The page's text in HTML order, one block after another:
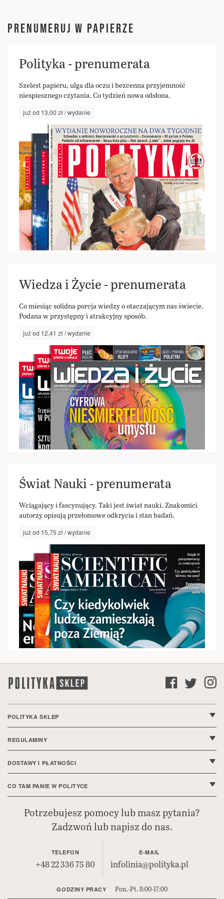
PRENUMERUJ W PAPIERZE
Polityka - prenumerata
Szelest papieru, ulga dla oczu i bezcenna przyjemność
niespiesznego czytania. Co tydzień nowa odsłona.
już od 13,00 zł / wydanie
Wiedza i Życie - prenumerata
Co miesiąc solidna porcja wiedzy o otaczającym nas świecie.
Podana w przystępny i atrakcyjny sposób.
już od 12,41 zł / wydanie
Świat Nauki - prenumerata
Wciągający i fascynujący. Taki jest świat nauki. Znakomici
autorzy opisują przełomowe odkrycia i stan badań.
już od 15,75 zł / wydanie
Potrzebujesz pomocy lub masz pytania?
Zadzwoń lub napisz do nas.
TELEFON
+48 22 336 75 80
E-MAIL
infolinia@polityka.pl
GODZINY PRACY Pon.-Pt. 8:00-17:00
POLITYKA SKLEP
REGULAMINY
Regulamin sklepu
Polityka prywatności
Deklaracja dostępności
Bezpieczeństwo produktów (GPSR)
DOSTAWY I PŁATNOŚCI
Wysyłki i dostawy
Sposoby płatności
Reklamacje i zwroty
CO TAM PANIE W POLITYCE
Bieżące wydanie
Polityka.pl
Prenumerata cyfrowa